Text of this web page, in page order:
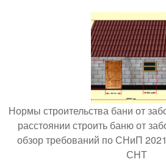
Нормы строительства бани от
расстоянии строить баню от
обзор требований по СНиП
СНТ